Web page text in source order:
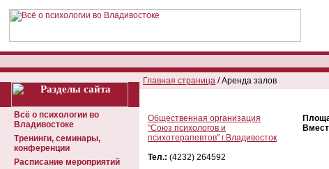
Всё о психологии во
Владивостоке
Тренинги, семинары,
конференции
Расписание мероприятий
Главная страница / Аренда залов
Общественная организация
"Союз психологов и
психотерапевтов" г.Владивосток
Тел.: (4232) 264592